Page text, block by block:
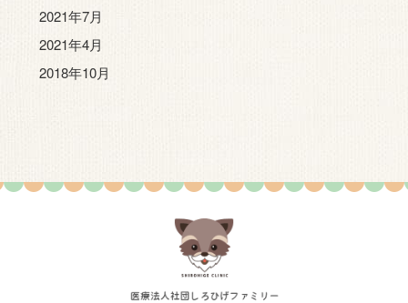
2021年7月
2021年4月
2018年10月